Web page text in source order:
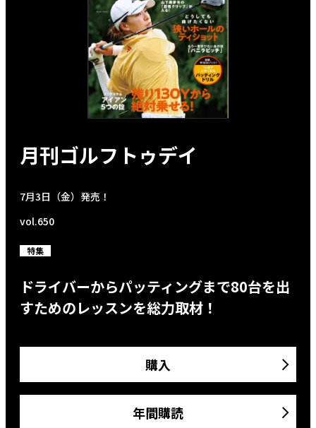
月刊ゴルフトゥデイ
7月3日（金）発売！
vol.650
特集
ドライバーからパッティングまで80台を出
すためのレッスンを総力取材！
購入
年間購読